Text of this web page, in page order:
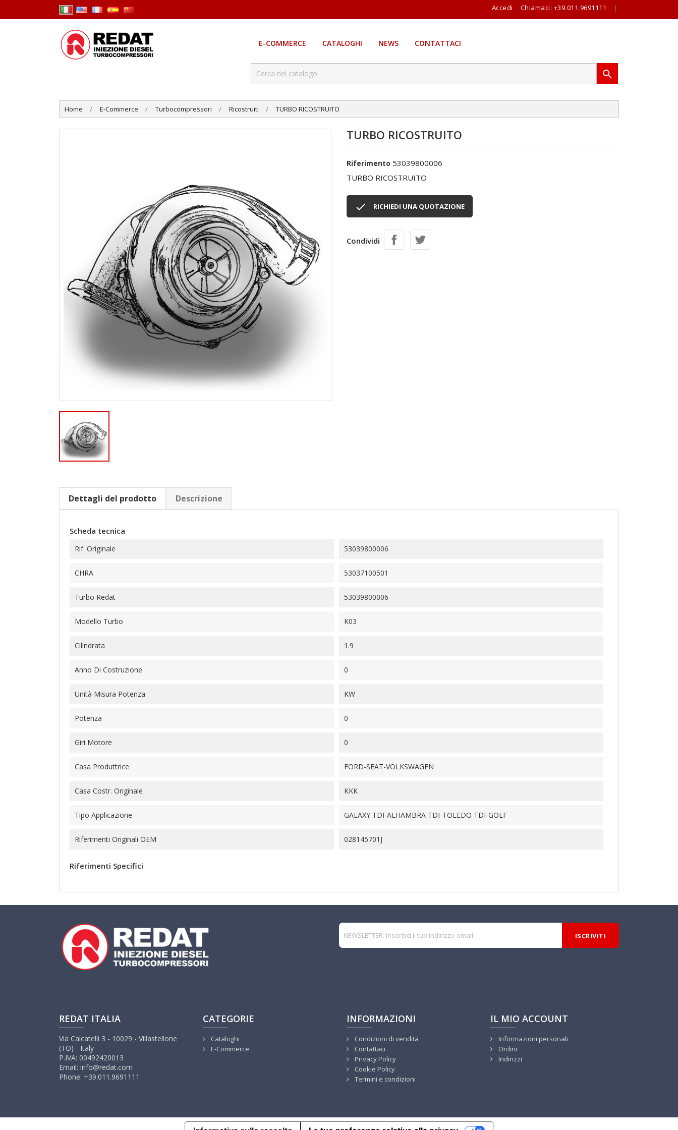
Accedi Chiamaci: +39.011.9691111 |
E-COMMERCE CATALOGHI NEWS CONTATTACI

Home E-Commerce Turbocompressori Ricostruiti TURBO RICOSTRUITO
TURBO RICOSTRUITO
Riferimento 53039800006
TURBO RICOSTRUITO
 RICHIEDI UNA QUOTAZIONE
Condividi
Dettagli del prodotto Descrizione
Scheda tecnica
Rif. Originale 53039800006
CHRA 53037100501
Turbo Redat 53039800006
Modello Turbo K03
Cilindrata 1.9
Anno Di Costruzione 0
Unità Misura Potenza KW
Potenza 0
Giri Motore 0
Casa Produttrice FORD-SEAT-VOLKSWAGEN
Casa Costr. Originale KKK
Tipo Applicazione GALAXY TDI-ALHAMBRA TDI-TOLEDO TDI-GOLF
Riferimenti Originali OEM 028145701J
Riferimenti Specifici
REDAT ITALIA
Via Calcatelli 3 - 10029 - Villastellone
(TO) - Italy
P.IVA: 00492420013
Email: info@redat.com
Phone: +39.011.9691111
CATEGORIE
Cataloghi
E-Commerce
INFORMAZIONI
Condizioni di vendita
Contattaci
Privacy Policy
Cookie Policy
Termini e condizioni
IL MIO ACCOUNT
Informazioni personali
Ordini
Indirizzi